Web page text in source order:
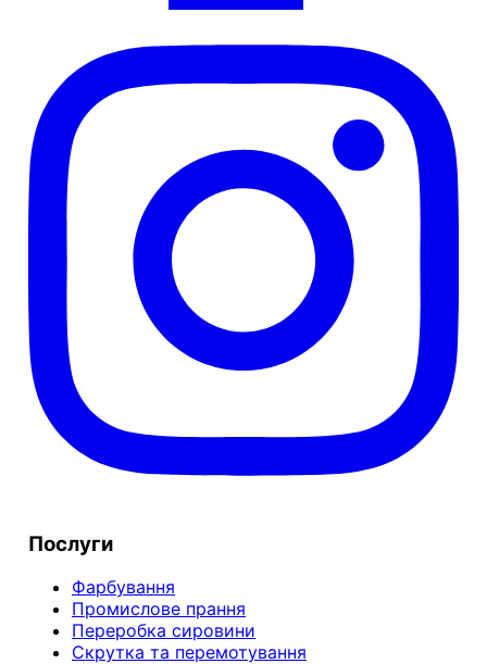
Послуги
Фарбування
Промислове прання
Переробка сировини
Скрутка та перемотування